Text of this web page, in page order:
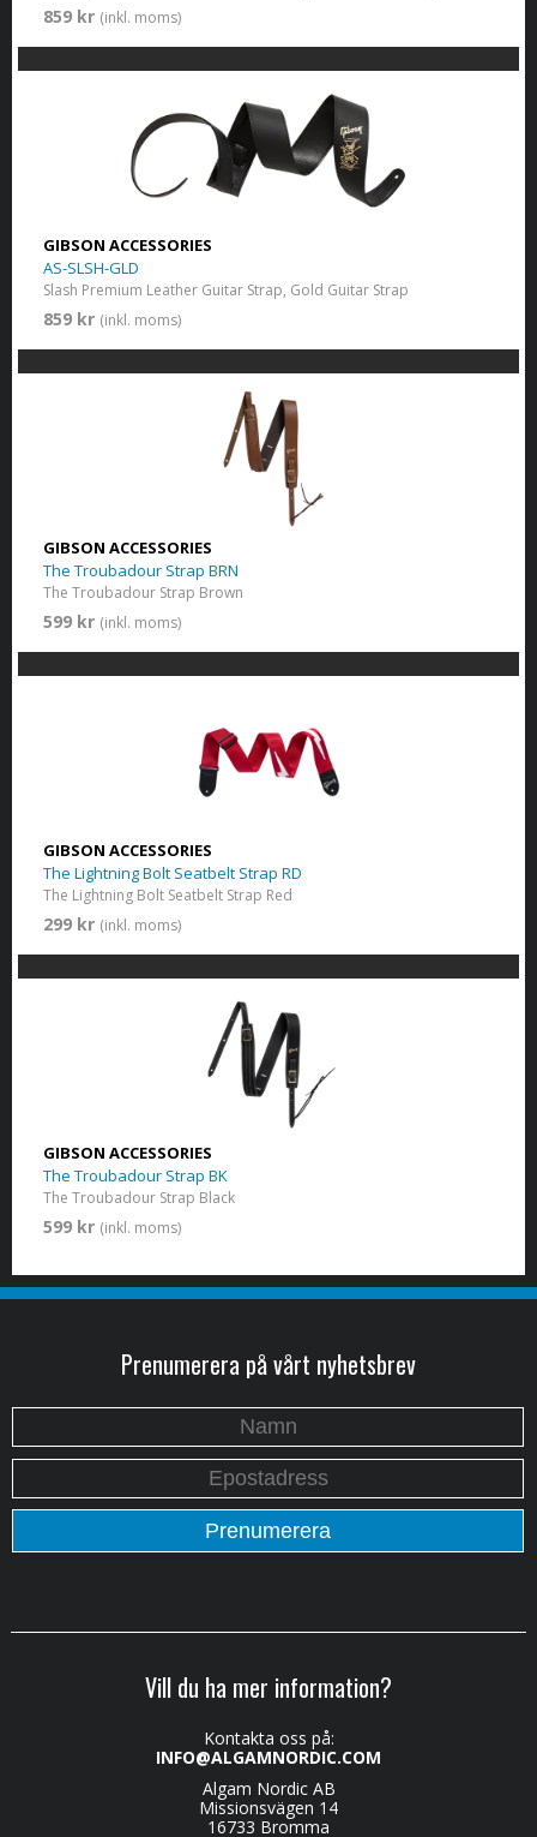
859 kr (inkl. moms)
GIBSON ACCESSORIES
AS-SLSH-GLD
Slash Premium Leather Guitar Strap, Gold Guitar Strap
859 kr (inkl. moms)
GIBSON ACCESSORIES
The Troubadour Strap BRN
The Troubadour Strap Brown
599 kr (inkl. moms)
GIBSON ACCESSORIES
The Lightning Bolt Seatbelt Strap RD
The Lightning Bolt Seatbelt Strap Red
299 kr (inkl. moms)
GIBSON ACCESSORIES
The Troubadour Strap BK
The Troubadour Strap Black
599 kr (inkl. moms)
Prenumerera på vårt nyhetsbrev
Vill du ha mer information?
Kontakta oss på:
INFO@ALGAMNORDIC.COM
Algam Nordic AB
Missionsvägen 14
16733 Bromma